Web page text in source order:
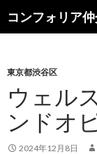
コンフォリア
索
ン
へ
ス
キ
ッ
東京都渋谷区
ウェル
ンドオ
2024年12月8日